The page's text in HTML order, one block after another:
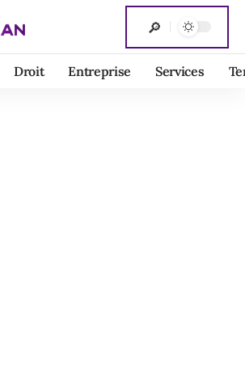
Droit Entreprise Services